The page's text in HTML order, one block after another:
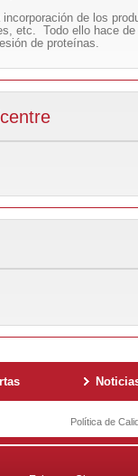
de los
etc. Todo ello hace de
de proteínas.
Política de